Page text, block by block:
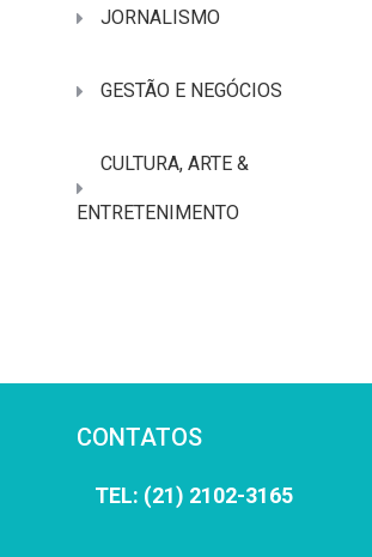
JORNALISMO
GESTÃO E NEGÓCIOS
CULTURA, ARTE &
ENTRETENIMENTO
CONTATOS
TEL: (21) 2102-3165